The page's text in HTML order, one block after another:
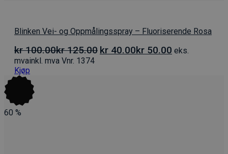
Blinken Vei- og Oppmålingsspray – Fluoriserende Rosa
kr100.00kr125.00 Opprinnelig
kr 40.00kr 50.00 Nåværende
eks.
mvainkl. mva Vnr. 1374
Kjøp
60 %